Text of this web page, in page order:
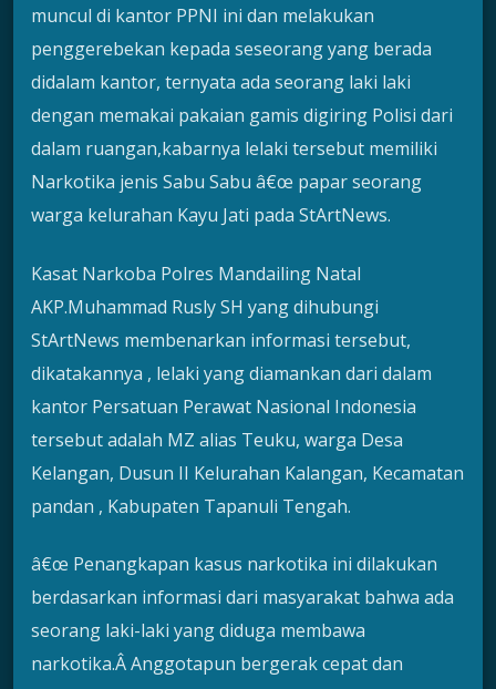
muncul di kantor PPNI ini dan melakukan
penggerebekan kepada seseorang yang berada
didalam kantor, ternyata ada seorang laki laki
dengan memakai pakaian gamis digiring Polisi dari
dalam ruangan,kabarnya lelaki tersebut memiliki
Narkotika jenis Sabu Sabu â€œ papar seorang
warga kelurahan Kayu Jati pada StArtNews.
Kasat Narkoba Polres Mandailing Natal
AKP.Muhammad Rusly SH yang dihubungi
StArtNews membenarkan informasi tersebut,
dikatakannya , lelaki yang diamankan dari dalam
kantor Persatuan Perawat Nasional Indonesia
tersebut adalah MZ alias Teuku, warga Desa
Kelangan, Dusun II Kelurahan Kalangan, Kecamatan
pandan , Kabupaten Tapanuli Tengah.
â€œ Penangkapan kasus narkotika ini dilakukan
berdasarkan informasi dari masyarakat bahwa ada
seorang laki-laki yang diduga membawa
narkotika.Â Anggotapun bergerak cepat dan